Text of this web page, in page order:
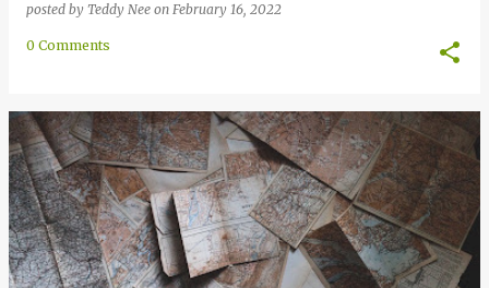
posted by Teddy Nee on February 16, 2022
0 Comments